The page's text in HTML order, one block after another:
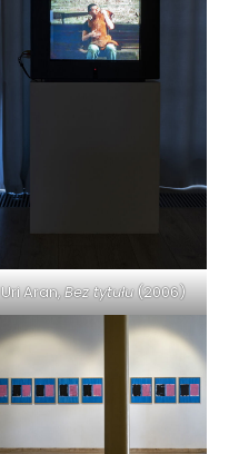
Uri Aran,Bez tytułu(2006)